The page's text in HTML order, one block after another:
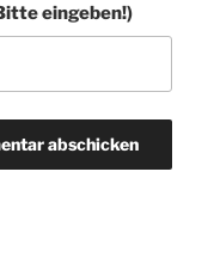
eingeben!)